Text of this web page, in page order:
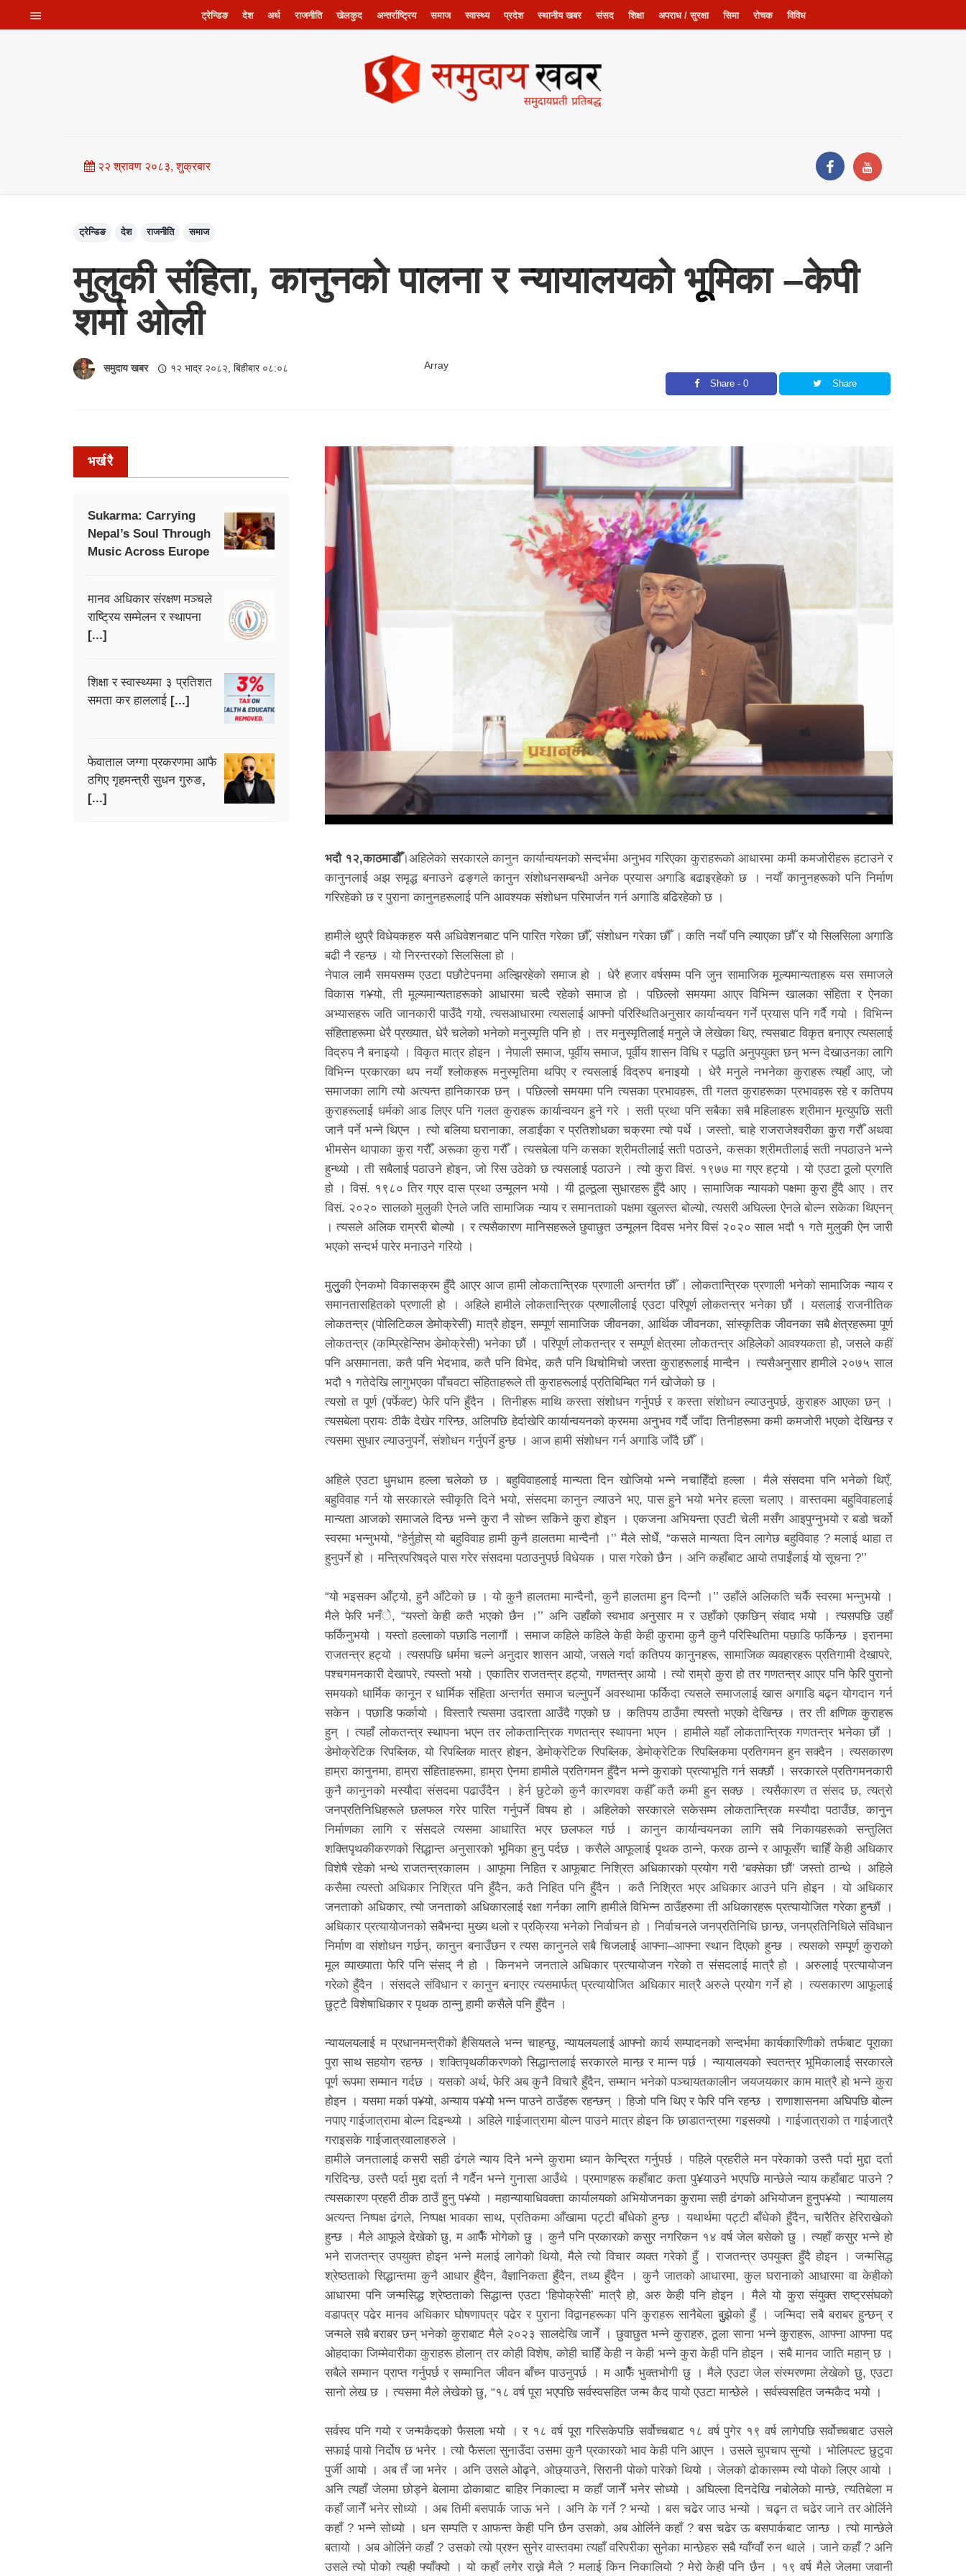
ट्रेन्डिङ देश अर्थ राजनीति खेलकुद अन्तर्राष्ट्रिय समाज स्वास्थ्य प्रदेश स्थानीय खबर संसद शिक्षा अपराध / सुरक्षा सिमा रोचक विविध
२२ श्रावण २०८३, शुक्रबार
ट्रेन्डिङ देश राजनीति समाज
मुलुकी संहिता, कानुनको पालना र न्यायालयको भूूमिका –केपी
शर्मा ओली
समुदाय खबर १२ भाद्र २०८२, बिहीबार ०८:०८ Array
Share - 0 Share
भदौ १२,काठमाडौँ।अहिलेको सरकारले कानुन कार्यान्वयनको सन्दर्भमा अनुभव गरिएका कुराहरूको आधारमा कमी कमजोरीहरू हटाउने र
कानुनलाई अझ समृद्ध बनाउने ढङ्गले कानुन संशोधनसम्बन्धी अनेक प्रयास अगाडि बढाइरहेको छ । नयाँ कानुनहरूको पनि निर्माण
गरिरहेको छ र पुराना कानुनहरूलाई पनि आवश्यक संशोधन परिमार्जन गर्न अगाडि बढिरहेको छ ।
हामीले थुप्रै विधेयकहरु यसै अधिवेशनबाट पनि पारित गरेका छौँ, संशोधन गरेका छौँ । कति नयाँ पनि ल्याएका छौँ र यो सिलसिला अगाडि
बढी नै रहन्छ । यो निरन्तरको सिलसिला हो ।
नेपाल लामै समयसम्म एउटा पछौटेपनमा अल्झिरहेको समाज हो । धेरै हजार वर्षसम्म पनि जुन सामाजिक मूल्यमान्यताहरू यस समाजले
विकास ग¥यो, ती मूल्यमान्यताहरूको आधारमा चल्दै रहेको समाज हो । पछिल्लो समयमा आएर विभिन्न खालका संहिता र ऐनका
अभ्यासहरू जति जानकारी पाउँदै गयो, त्यसआधारमा त्यसलाई आफ्नो परिस्थितिअनुसार कार्यान्वयन गर्ने प्रयास पनि गर्दै गयो । विभिन्न
संहिताहरूमा धेरै प्रख्यात, धेरै चलेको भनेको मनुस्मृति पनि हो । तर मनुस्मृतिलाई मनुले जे लेखेका थिए, त्यसबाट विकृत बनाएर त्यसलाई
विद्रुप नै बनाइयो । विकृत मात्र होइन । नेपाली समाज, पूर्वीय समाज, पूर्वीय शासन विधि र पद्धति अनुपयुक्त छन् भन्न देखाउनका लागि
विभिन्न प्रकारका थप नयाँ श्लोकहरू मनुस्मृतिमा थपिए र त्यसलाई विद्रुप बनाइयो । धेरै मनुले नभनेका कुराहरू त्यहाँ आए, जो
समाजका लागि त्यो अत्यन्त हानिकारक छन् । पछिल्लो समयमा पनि त्यसका प्रभावहरू, ती गलत कुराहरूका प्रभावहरू रहे र कतिपय
कुराहरूलाई धर्मको आड लिएर पनि गलत कुराहरू कार्यान्वयन हुने गरे । सती प्रथा पनि सबैका सबै महिलाहरू श्रीमान मृत्युपछि सती
जानै पर्ने भन्ने थिएन । त्यो बलिया घरानाका, लडाईंका र प्रतिशोधका चक्रमा त्यो पर्थे । जस्तो, चाहे राजराजेश्वरीका कुरा गरौँ अथवा
भीमसेन थापाका कुरा गरौँ, अरूका कुरा गरौँ । त्यसबेला पनि कसका श्रीमतीलाई सती पठाउने, कसका श्रीमतीलाई सती नपठाउने भन्ने
हुन्थ्यो । ती सबैलाई पठाउने होइन, जो रिस उठेको छ त्यसलाई पठाउने । त्यो कुरा विसं. १९७७ मा गएर हट्यो । यो एउटा ठूलो प्रगति
हो । विसं. १९८० तिर गएर दास प्रथा उन्मूलन भयो । यी ठूल्ठूला सुधारहरू हुँदै आए । सामाजिक न्यायको पक्षमा कुरा हुँदै आए । तर
विसं. २०२० सालको मुलुकी ऐनले जति सामाजिक न्याय र समानताको पक्षमा खुलस्त बोल्यो, त्यसरी अघिल्ला ऐनले बोल्न सकेका थिएनन्
। त्यसले अलिक राम्ररी बोल्यो । र त्यसैकारण मानिसहरूले छुवाछुत उन्मूलन दिवस भनेर विसं २०२० साल भदौ १ गते मुलुकी ऐन जारी
भएको सन्दर्भ पारेर मनाउने गरियो ।
मुलुुकी ऐनकमो विकासक्रम हुँदै आएर आज हामी लोकतान्त्रिक प्रणाली अन्तर्गत छौँ । लोकतान्त्रिक प्रणाली भनेको सामाजिक न्याय र
समानतासहितको प्रणाली हो । अहिले हामीले लोकतान्त्रिक प्रणालीलाई एउटा परिपूर्ण लोकतन्त्र भनेका छौं । यसलाई राजनीतिक
लोकतन्त्र (पोलिटिकल डेमोक्रेसी) मात्रै होइन, सम्पूर्ण सामाजिक जीवनका, आर्थिक जीवनका, सांस्कृतिक जीवनका सबै क्षेत्रहरूमा पूर्ण
लोकतन्त्र (कम्प्रिहेन्सिभ डेमोक्रेसी) भनेका छौं । परिपूर्ण लोकतन्त्र र सम्पूर्ण क्षेत्रमा लोकतन्त्र अहिलेको आवश्यकता हो, जसले कहीं
पनि असमानता, कतै पनि भेदभाव, कतै पनि विभेद, कतै पनि थिचोमिचो जस्ता कुराहरूलाई मान्दैन । त्यसैअनुसार हामीले २०७५ साल
भदौ १ गतेदेखि लागुभएका पाँचवटा संहिताहरूले ती कुराहरूलाई प्रतिबिम्बित गर्न खोजेको छ ।
त्यसो त पूर्ण (पर्फेक्ट) फेरि पनि हुँदैन । तिनीहरू माथि कस्ता संशोधन गर्नुपर्छ र कस्ता संशोधन ल्याउनुपर्छ, कुराहरु आएका छन् ।
त्यसबेला प्रायः ठीकै देखेर गरिन्छ, अलिपछि हेर्दाखेरि कार्यान्वयनको क्रममा अनुभव गर्दै जाँदा तिनीहरूमा कमी कमजोरी भएको देखिन्छ र
त्यसमा सुधार ल्याउनुपर्ने, संशोधन गर्नुपर्ने हुन्छ । आज हामी संशोधन गर्न अगाडि जाँदै छौँ ।
अहिले एउटा धुमधाम हल्ला चलेको छ । बहुविवाहलाई मान्यता दिन खोजियो भन्ने नचाहिँदो हल्ला । मैले संसदमा पनि भनेको थिएँ,
बहुविवाह गर्न यो सरकारले स्वीकृति दिने भयो, संसदमा कानुन ल्याउने भए, पास हुने भयो भनेर हल्ला चलाए । वास्तवमा बहुविवाहलाई
मान्यता आजको समाजले दिन्छ भन्ने कुरा नै सोच्न सकिने कुरा होइन । एकजना अभियन्ता एउटी चेली मसँग आइपुग्नुभयो र बडो चर्को
स्वरमा भन्नुभयो, “हेर्नुहोस् यो बहुविवाह हामी कुनै हालतमा मान्दैनौ ।’’ मैले सोधेँ, “कसले मान्यता दिन लागेछ बहुविवाह ? मलाई थाहा त
हुनुपर्ने हो । मन्त्रिपरिषद्ले पास गरेर संसदमा पठाउनुपर्छ विधेयक । पास गरेको छैन । अनि कहाँबाट आयो तपाईंलाई यो सूचना ?’’
“यो भइसक्न आँट्यो, हुनै आँटेको छ । यो कुनै हालतमा मान्दैनौ, कुनै हालतमा हुन दिन्नौ ।’’ उहाँले अलिकति चर्कै स्वरमा भन्नुभयो ।
मैले फेरि भनँे, “यस्तो केही कतै भएको छैन ।’’ अनि उहाँको स्वभाव अनुसार म र उहाँको एकछिन् संवाद भयो । त्यसपछि उहाँ
फर्किनुभयो । यस्तो हल्लाको पछाडि नलागौं । समाज कहिले कहिले केही केही कुरामा कुनै कुनै परिस्थितिमा पछाडि फर्किन्छ । इरानमा
राजतन्त्र हट्यो । त्यसपछि धर्ममा चल्ने अनुदार शासन आयो, जसले गर्दा कतिपय कानुनहरू, सामाजिक व्यवहारहरू प्रतिगामी देखापरे,
पश्चगमनकारी देखापरे, त्यस्तो भयो । एकातिर राजतन्त्र हट्यो, गणतन्त्र आयो । त्यो राम्रो कुरा हो तर गणतन्त्र आएर पनि फेरि पुरानो
समयको धार्मिक कानून र धार्मिक संहिता अन्तर्गत समाज चल्नुपर्ने अवस्थामा फर्किदा त्यसले समाजलाई खास अगाडि बढ्न योगदान गर्न
सकेन । पछाडि फर्कायो । विस्तारै त्यसमा उदारता आउँदै गएको छ । कतिपय ठाउँमा त्यस्तो भएको देखिन्छ । तर ती क्षणिक कुराहरू
हुन् । त्यहाँ लोकतन्त्र स्थापना भएन तर लोकतान्त्रिक गणतन्त्र स्थापना भएन । हामीले यहाँ लोकतान्त्रिक गणतन्त्र भनेका छौं ।
डेमोक्रेटिक रिपब्लिक, यो रिपब्लिक मात्र होइन, डेमोक्रेटिक रिपब्लिक, डेमोक्रेटिक रिपब्लिकमा प्रतिगमन हुन सक्दैन । त्यसकारण
हाम्रा कानुनमा, हाम्रा संहिताहरूमा, हाम्रा ऐनमा हामीले प्रतिगमन हुँदैन भन्ने कुराको प्रत्याभूति गर्न सक्छौं । सरकारले प्रतिगमनकारी
कुनै कानुनको मस्यौदा संसदमा पढाउँदैन । हेर्न छुटेको कुनै कारणवश कहीँ कतै कमी हुन सक्छ । त्यसैकारण त संसद छ, त्यत्रो
जनप्रतिनिधिहरूले छलफल गरेर पारित गर्नुपर्ने विषय हो । अहिलेको सरकारले सकेसम्म लोकतान्त्रिक मस्यौदा पठाउँछ, कानुन
निर्माणका लागि र संसदले त्यसमा आधारित भएर छलफल गर्छ । कानुन कार्यान्वयनका लागि सबै निकायहरूको सन्तुलित
शक्तिपृथकीकरणको सिद्धान्त अनुसारको भूमिका हुनु पर्दछ । कसैले आफूलाई पृथक ठान्ने, फरक ठान्ने र आफूसँग चाहिँ केही अधिकार
विशेषै रहेको भन्थे राजतन्त्रकालम । आफूमा निहित र आफूबाट निश्रित अधिकारको प्रयोग गरी ‘बक्सेका छौं’ जस्तो ठान्थे । अहिले
कसैमा त्यस्तो अधिकार निश्रित पनि हुँदैन, कतै निहित पनि हुँदैन । कतै निश्रित भएर अधिकार आउने पनि होइन । यो अधिकार
जनताको अधिकार, त्यो जनताको अधिकारलाई रक्षा गर्नका लागि हामीले विभिन्न ठाउँहरुमा ती अधिकारहरू प्रत्यायोजित गरेका हुन्छौं ।
अधिकार प्रत्यायोजनको सबैभन्दा मुख्य थलो र प्रक्रिया भनेको निर्वाचन हो । निर्वाचनले जनप्रतिनिधि छान्छ, जनप्रतिनिधिले संविधान
निर्माण वा संशोधन गर्छन्, कानुन बनाउँछन र त्यस कानुनले सबै चिजलाई आफ्ना–आफ्ना स्थान दिएको हुन्छ । त्यसको सम्पूर्ण कुराको
मूल व्याख्याता फेरि पनि संसद् नै हो । किनभने जनताले अधिकार प्रत्यायोजन गरेको त संसदलाई मात्रै हो । अरुलाई प्रत्यायोजन
गरेको हुँदैन । संसदले संविधान र कानुन बनाएर त्यसमार्फत् प्रत्यायोजित अधिकार मात्रै अरुले प्रयोग गर्ने हो । त्यसकारण आफूलाई
छुट्टै विशेषाधिकार र पृथक ठान्नु हामी कसैले पनि हुँदैन ।
न्यायलयलाई म प्रधानमन्त्रीको हैसियतले भन्न चाहन्छु, न्यायलयलाई आफ्नो कार्य सम्पादनको सन्दर्भमा कार्यकारिणीको तर्फबाट पूराका
पुरा साथ सहयोग रहन्छ । शक्तिपृथकीकरणको सिद्धान्तलाई सरकारले मान्छ र मान्न पर्छ । न्यायालयको स्वतन्त्र भूमिकालाई सरकारले
पूर्ण रूपमा सम्मान गर्दछ । यसको अर्थ, फेरि अब कुनै विचारै हुँदैन, सम्मान भनेको पञ्चायतकालीन जयजयकार काम मात्रै हो भन्ने कुरा
होइन । यसमा मर्का प¥यो, अन्याय प¥योे भन्न पाउने ठाउँहरू रहन्छन् । हिजो पनि थिए र फेरि पनि रहन्छ । राणाशासनमा अघिपछि बोल्न
नपाए गाईजात्रामा बोल्न दिइन्थ्यो । अहिले गाईजात्रामा बोल्न पाउने मात्र होइन कि छाडातन्त्रमा गइसक्यो । गाईजात्राको त गाईजात्रै
गराइसके गाईजात्रवालाहरुले ।
हामीले जनतालाई कसरी सही ढंगले न्याय दिने भन्ने कुरामा ध्यान केन्द्रित गर्नुपर्छ । पहिले प्रहरीले मन परेकाको उस्तै पर्दा मुद्दा दर्ता
गरिदिन्छ, उस्तै पर्दा मुद्दा दर्ता नै गर्दैन भन्ने गुनासा आउँथे । प्रमाणहरू कहाँबाट कता पु¥याउने भएपछि मान्छेले न्याय कहाँबाट पाउने ?
त्यसकारण प्रहरी ठीक ठाउँ हुनु प¥यो । महान्यायाधिवक्ता कार्यालयको अभियोजनका कुरामा सही ढंगको अभियोजन हुनुप¥यो । न्यायालय
अत्यन्त निष्पक्ष ढंगले, निष्पक्ष भावका साथ, प्रतिकमा आँखामा पट्टी बाँधेको हुन्छ । यथार्थमा पट्टी बाँधेको हुँदैन, चारैतिर हेरिराखेको
हुन्छ । मैले आफूले देखेको छु, म आफैँ भोगेको छु । कुनै पनि प्रकारको कसुर नगरिकन १४ वर्ष जेल बसेको छु । त्यहाँ कसुर भन्ने हो
भने राजतन्त्र उपयुक्त होइन भन्ने मलाई लागेको थियो, मैले त्यो विचार व्यक्त गरेको हुँ । राजतन्त्र उपयुक्त हुँदै होइन । जन्मसिद्ध
श्रेष्ठताको सिद्धान्तमा कुनै आधार हुँदैन, वैज्ञानिकता हुँदैन, तथ्य हुँदैन । कुनै जातको आधारमा, कुल घरानाको आधारमा वा केहीको
आधारमा पनि जन्मसिद्ध श्रेष्ठताको सिद्धान्त एउटा ‘हिपोक्रेसी’ मात्रै हो, अरु केही पनि होइन । मैले यो कुरा संयुक्त राष्ट्रसंघको
वडापत्र पढेर मानव अधिकार घोषणापत्र पढेर र पुराना विद्वानहरूका पनि कुराहरू सानैबेला बुुझेको हुँ । जन्मिदा सबै बराबर हुन्छन् र
जन्मले सबै बराबर छन् भनेको कुराबाट मैले २०२३ सालदेखि जानेँ । छुवाछुत भन्ने कुराहरु, ठूला साना भन्ने कुराहरू, आफ्ना आफ्ना पद
ओहदाका जिम्मेवारीका कुराहरू होलान् तर कोही विशेष, कोही चाहिँ केही न केही भन्ने कुरा केही पनि होइन । सबै मानव जाति महान् छ ।
सबैले सम्मान प्राप्त गर्नुपर्छ र सम्मानित जीवन बाँच्न पाउनुपर्छ । म आफैँ भुक्तभोगी छु । मैले एउटा जेल संस्मरणमा लेखेको छु, एउटा
सानो लेख छ । त्यसमा मैले लेखेको छु, “१८ वर्ष पूरा भएपछि सर्वस्वसहित जन्म कैद पायो एउटा मान्छेले । सर्वस्वसहित जन्मकैद भयो ।
सर्वस्व पनि गयो र जन्मकैदको फैसला भयो । र १८ वर्ष पूरा गरिसकेपछि सर्वोच्चबाट १८ वर्ष पुगेर १९ वर्ष लागेपछि सर्वोच्चबाट उसले
सफाई पायो निर्दोष छ भनेर । त्यो फैसला सुनाउँदा उसमा कुनै प्रकारको भाव केही पनि आएन । उसले चुपचाप सुन्यो । भोलिपल्ट छुटुवा
पुर्जी आयो । अब तँ जा भनेर । अनि उसले ओढ्ने, ओछ्याउने, सिरानी पोको पारेको थियो । जेलको ढोकासम्म त्यो पोको लिएर आयो ।
अनि त्यहाँ जेलमा छोड्ने बेलामा ढोकाबाट बाहिर निकाल्दा म कहाँ जानेँ भनेर सोध्यो । अघिल्ला दिनदेखि नबोलेको मान्छे, त्यतिबेला म
कहाँ जानेँ भनेर सोध्यो । अब तिमी बसपार्क जाऊ भने । अनि के गर्ने ? भन्यो । बस चढेर जाउ भन्यो । चढ्न त चढेर जाने तर ओर्लिने
कहाँ ? भन्ने सोध्यो । धन सम्पति र आफन्त केही पनि छैन उसको, अब ओर्लिने कहाँ ? बस चढेर ऊ बसपार्कबाट जान्छ । त्यो मान्छेले
बतायो । अब ओर्लिने कहाँ ? उसको त्यो प्रश्न सुनेर वास्तवमा त्यहाँ वरिपरीका सुनेका मान्छेहरु सबै ग्वाँग्वाँ रुन थाले । जाने कहाँ ? अनि
उसले त्यो पोको त्यही फ्याँक्यो । यो कहाँ लगेर राख्ने मैले ? मलाई किन निकालियो ? मेरो केही पनि छैन । १९ वर्ष मैले जेलमा जवानी
भर्खरै
Sukarma: Carrying
Nepal’s Soul Through
Music Across Europe
मानव अधिकार संरक्षण मञ्चले
राष्ट्रिय सम्मेलन र स्थापना
[...]
शिक्षा र स्वास्थ्यमा ३ प्रतिशत
समता कर हाललाई [...]
फेवाताल जग्गा प्रकरणमा आफै
ठगिए गृहमन्त्री सुधन गुरुङ,
[...]